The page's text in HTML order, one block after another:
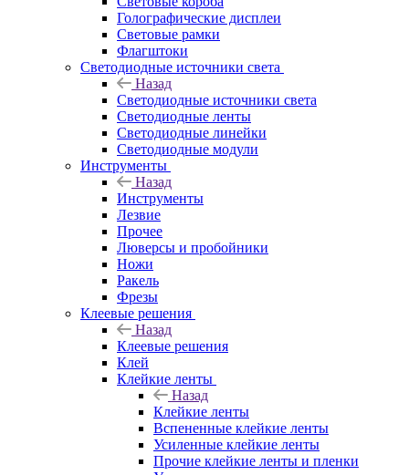
Голографические дисплеи
Световые рамки
Флагштоки
Светодиодные источники света
Назад
Светодиодные источники света
Светодиодные ленты
Светодиодные линейки
Светодиодные модули
Инструменты
Назад
Инструменты
Лезвие
Прочее
Люверсы и пробойники
Ножи
Ракель
Фрезы
Клеевые решения
Назад
Клеевые решения
Клей
Клейкие ленты
Назад
Клейкие ленты
Вспененные клейкие ленты
Усиленные клейкие ленты
Прочие клейкие ленты и пленки